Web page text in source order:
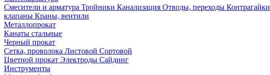
Смесители и арматура Тройники Канализация Отводы, переходы Контрагайки
клапаны Краны, вентили
Металлопрокат
Канаты стальные
Черный прокат
Сетка, проволока Листовой Сортовой
Цветной прокат Электроды Сайдинг
Инструменты